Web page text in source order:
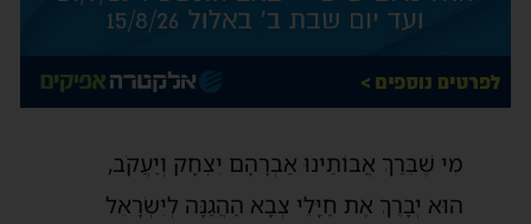
מִי שֶׁבֵּרַךְ אֲבוֹתֵינוּ אַבְרָהָם יִצְחָק וְיַעֲקֹב,
הוּא יְבָרֵךְ אֶת חַיָּלֵי צְבָא הַהֲגַנָּה לְיִשְׂרָאֵל